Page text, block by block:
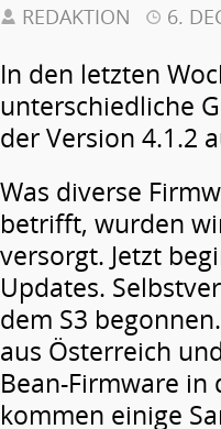
REDAKTION 6.
In den letzten
unterschiedliche
der Version 4.1.2
Was diverse
betrifft, wurden
versorgt. Jetzt
Updates.
dem S3
aus Österreich
Bean-Firmware in
kommen einige